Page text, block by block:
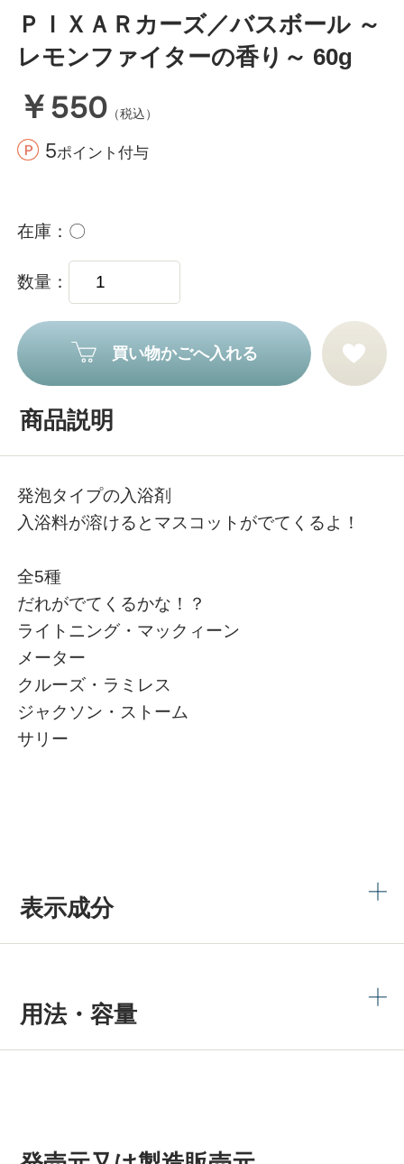
ＰＩＸＡＲカーズ／バスボール ～
レモンファイターの香り～ 60g
￥550 （税込）
5ポイント付与
在庫 〇
数量
買い物かごへ入れる
商品説明
発泡タイプの入浴剤
入浴料が溶けるとマスコットがでてくるよ！
全5種
だれがでてくるかな！？
ライトニング・マックィーン
メーター
クルーズ・ラミレス
ジャクソン・ストーム
サリー
表示成分
用法・容量